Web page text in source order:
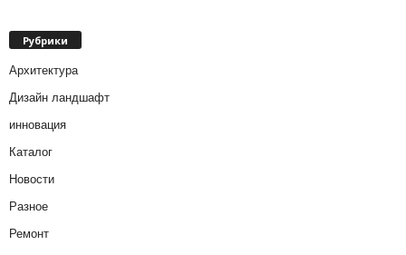
Рубрики
Архитектура
Дизайн ландшафт
инновация
Каталог
Новости
Разное
Ремонт